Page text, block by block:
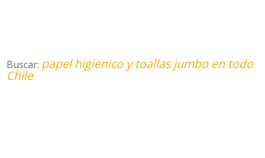
Buscar: papel higienico y toallas jumbo en todo
Chile